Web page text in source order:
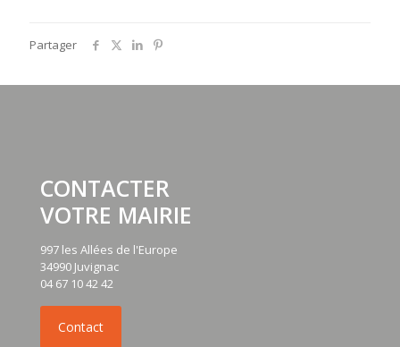
Partager
CONTACTER
VOTRE MAIRIE
997 les Allées de l'Europe
34990 Juvignac
04 67 10 42 42